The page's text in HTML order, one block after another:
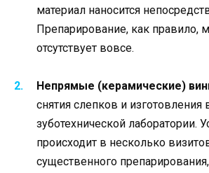
материал наносится
Препарирование, как правило,
отсутствует вовсе.
Непрямые (керамические)
снятия слепков и изготовления
зуботехнической лаборатории.
происходит в несколько
существенного